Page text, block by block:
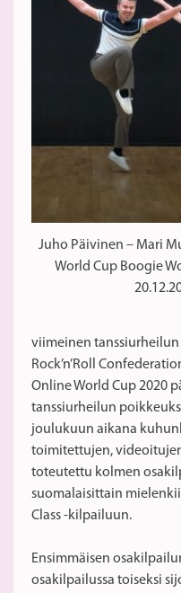
Juho Päivinen – Mari
World Cup Boogie
viimeinen
Rock’n’Roll
Online World Cup 2020
tanssiurheilun
joulukuun aikana
toimitettujen,
toteutettu kolmen
suomalaisittain
Class -kilpailuun.
Ensimmäisen
osakilpailussa toiseksi